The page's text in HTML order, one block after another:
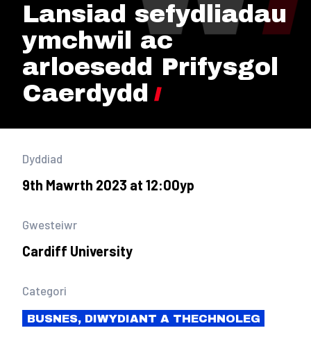
Lansiad sefydliadau
ymchwil ac
arloesedd Prifysgol
Caerdydd
Dyddiad
9th Mawrth 2023 at 12:00yp
Gwesteiwr
Cardiff University
Categori
BUSNES, DIWYDIANT A THECHNOLEG